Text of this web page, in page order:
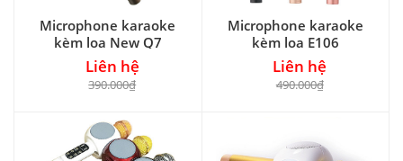
Microphone karaoke
kèm loa New Q7
Liên hệ
390.000₫
Microphone karaoke
kèm loa E106
Liên hệ
490.000₫